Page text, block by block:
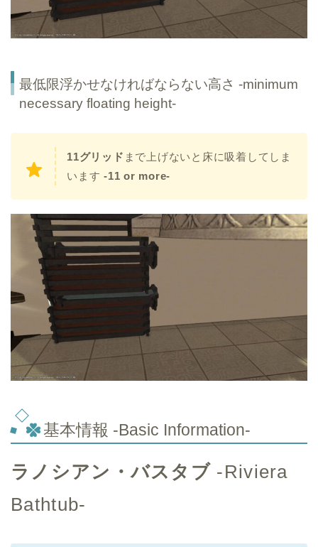
最低限浮かせなければならない高さ -minimum
necessary floating height-
11グリッド まで上げないと床に吸着してしま
います-11 or more-
基本情報 -Basic Information-
ラノシアン・バスタブ -Riviera
Bathtub-